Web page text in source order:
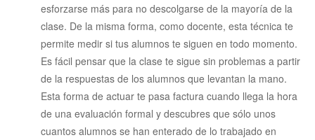
esforzarse más para no descolgarse de la mayoría de la
clase. De la misma forma, como docente, esta técnica te
permite medir si tus alumnos te siguen en todo momento.
Es fácil pensar que la clase te sigue sin problemas a partir
de la respuestas de los alumnos que levantan la mano.
Esta forma de actuar te pasa factura cuando llega la hora
de una evaluación formal y descubres que sólo unos
cuantos alumnos se han enterado de lo trabajado en